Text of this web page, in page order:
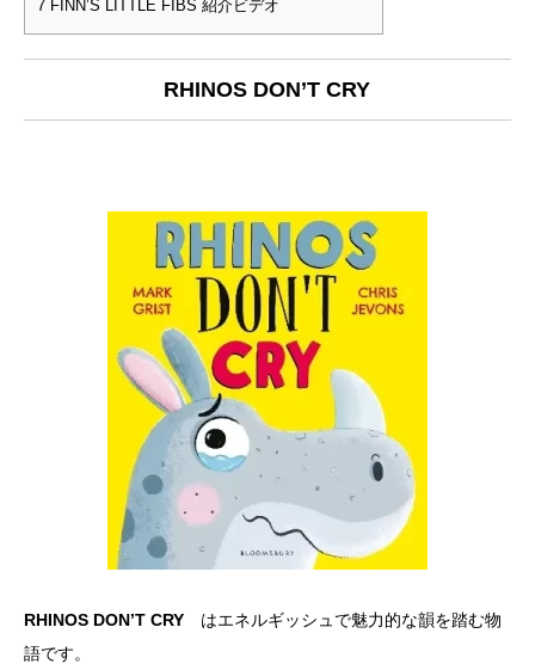
7 FINN’S LITTLE FIBS 紹介ビデオ
RHINOS DON’T CRY
RHINOS DON’T CRY はエネルギッシュで魅力的な韻を踏む物
語です。